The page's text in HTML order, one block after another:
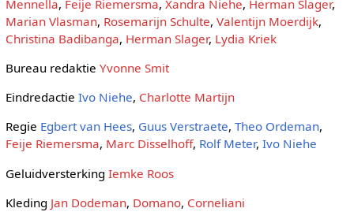
Mennella, Feije Riemersma, Xandra Niehe, Herman Slager,
Marian Vlasman, Rosemarijn Schulte, Valentijn Moerdijk,
Christina Badibanga, Herman Slager, Lydia Kriek
Bureau redaktie Yvonne Smit
Eindredactie Ivo Niehe, Charlotte Martijn
Regie Egbert van Hees, Guus Verstraete, Theo Ordeman,
Feije Riemersma, Marc Disselhoff, Rolf Meter, Ivo Niehe
Geluidversterking Iemke Roos
Kleding Jan Dodeman, Domano, Corneliani